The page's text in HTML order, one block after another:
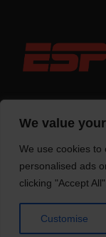
We value
We use cookies to
personalised ads
clicking "Accept
Customise
Trotse